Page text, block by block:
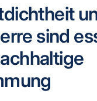
sind